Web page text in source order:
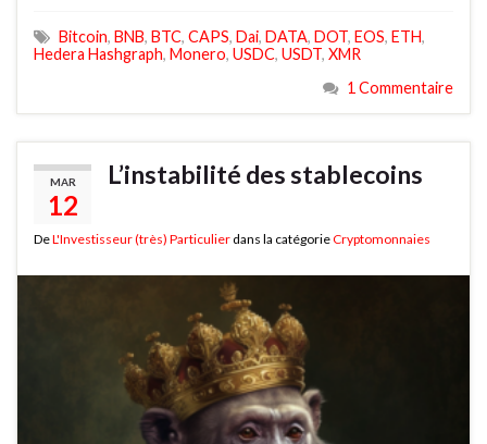
Bitcoin, BNB, BTC, CAPS, Dai, DATA, DOT, EOS, ETH,
Hedera Hashgraph, Monero, USDC, USDT, XMR
1 Commentaire
MAR
12
L’instabilité des stablecoins
DeL'Investisseur (très) Particulier dans la catégorieCryptomonnaies